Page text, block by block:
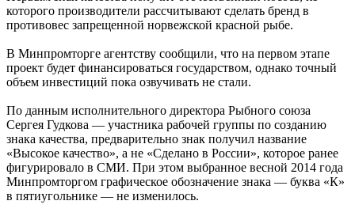
которого производители рассчитывают сделать бренд в
противовес запрещенной норвежской красной рыбе.
В Минпромторге агентству сообщили, что на первом этапе
проект будет финансироваться государством, однако точный
объем инвестиций пока озвучивать не стали.
По данным исполнительного директора Рыбного союза
Сергея Гудкова — участника рабочей группы по созданию
знака качества, предварительно знак получил название
«Высокое качество», а не «Сделано в России», которое ранее
фигурировало в СМИ. При этом выбранное весной 2014 года
Минпромторгом графическое обозначение знака — буква «К»
в пятиугольнике — не изменилось.